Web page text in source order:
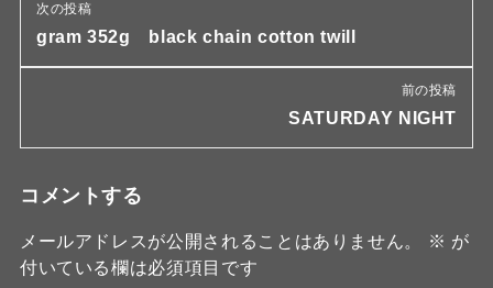
次の投稿
gram 352g black chain cotton twill
前の投稿
SATURDAY NIGHT
コメントする
メールアドレスが公開されることはありません。 ※ が
付いている欄は必須項目です